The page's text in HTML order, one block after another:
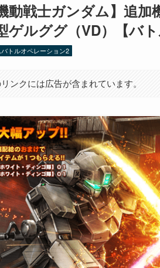
動戦士ガンダム】追
ゲルググ（VD）【バ
トルオペレーション2
ンクには広告が含まれています。